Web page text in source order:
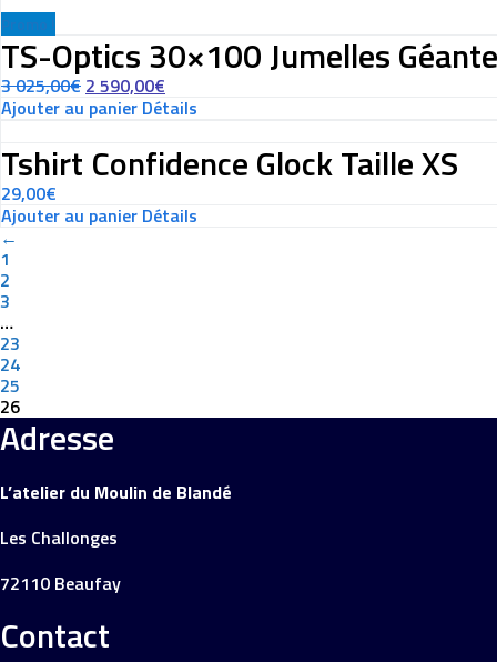
Promo !
TS-Optics 30×100 Jumelles
3 025,00€ 2 590,00€
Ajouter au panier Détails
Tshirt Confidence Glock Taille XS
29,00€
Ajouter au panier Détails
←
1
2
3
…
23
24
25
26
Adresse
L’atelier du Moulin de Blandé
Les Challonges
72110 Beaufay
Contact